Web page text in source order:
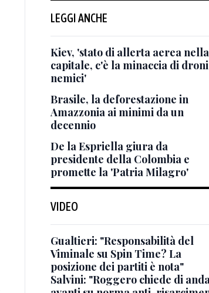
LEGGI ANCHE
Kiev, 'stato di allerta aerea nella
capitale, c'è la minaccia di droni
nemici'
Brasile, la deforestazione in
Amazzonia ai minimi da un
decennio
De la Espriella giura da
presidente della Colombia e
promette la 'Patria Milagro'
VIDEO
Gualtieri: "Responsabilità del
Viminale su Spin Time? La
posizione dei partiti è nota"
Salvini: "Roggero chiede di